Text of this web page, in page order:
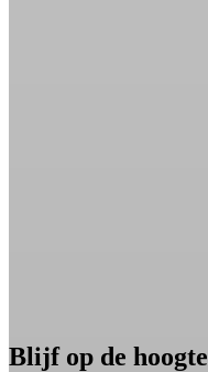
Blijf op de hoogte